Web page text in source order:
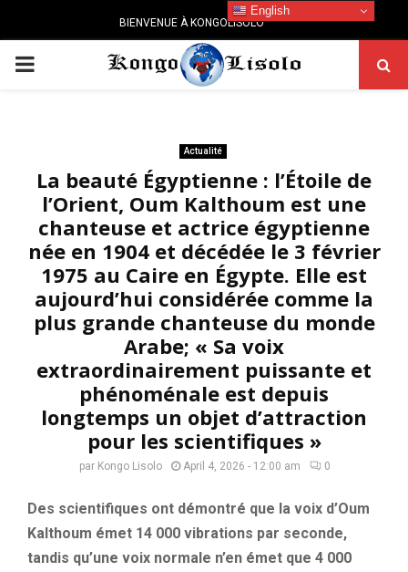
BIENVENUE À KONGOLISOLO
PRIMARY
Actualité
La beauté Égyptienne : l’Étoile de
l’Orient, Oum Kalthoum est une
chanteuse et actrice égyptienne
née en 1904 et décédée le 3 février
1975 au Caire en Égypte. Elle est
aujourd’hui considérée comme la
plus grande chanteuse du monde
Arabe; « Sa voix
extraordinairement puissante et
phénoménale est depuis
longtemps un objet d’attraction
pour les scientifiques »
par Kongo Lisolo April 4, 2026 - 12:00 am 0
Des scientifiques ont démontré que la voix d’Oum
Kalthoum émet 14 000 vibrations par seconde,
tandis qu’une voix normale n’en émet que 4 000
English